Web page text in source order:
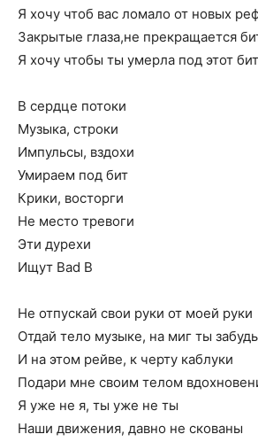
Я хочу чтоб вас ломало от новых
Закрытые глаза,не прекращается
Я хочу чтобы ты умерла под этот
В сердце потоки
Музыка, строки
Импульсы, вздохи
Умираем под бит
Крики, восторги
Не место тревоги
Эти дурехи
Ищут Bad B
Не отпускай свои руки от моей руки
Отдай тело музыке, на миг ты
И на этом рейве, к черту каблуки
Подари мне своим телом
Я уже не я, ты уже не ты
Наши движения, давно не скованы